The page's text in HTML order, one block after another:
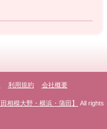
利用規約 会社概要
相模大野・横浜・蒲田】
All rights